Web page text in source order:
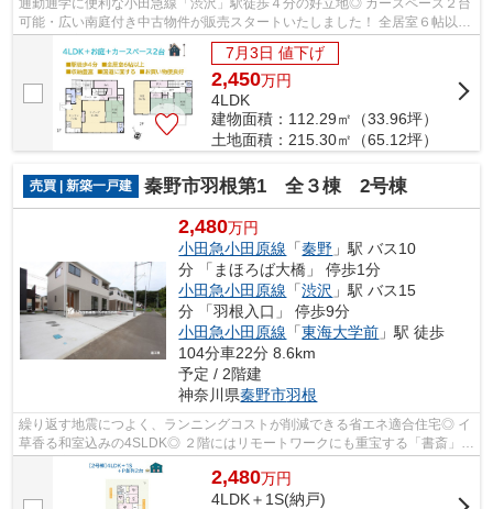
通勤通学に便利な小田急線「渋沢」駅徒歩４分の好立地◎ カースペース２台
可能・広い南庭付き中古物件が販売スタートいたしました！ 全居室６帖以上
に収納豊富な押入多数ご用意しており...
7月3日 値下げ
2,450万円
4LDK
建物面積：112.29㎡（33.96坪）
土地面積：215.30㎡（65.12坪）
売買 | 新築一戸建 秦野市羽根第1 全３棟 2号棟
2,480万円
小田急小田原線 「秦野 」駅 バス10
分 「まほろば大橋」 停歩1分
小田急小田原線 「渋沢 」駅 バス15
分 「羽根入口」 停歩9分
小田急小田原線 「東海大学前 」駅 徒歩
104分車22分 8.6km
予定 / 2階建
神奈川県秦野市羽根
繰り返す地震につよく、ランニングコストが削減できる省エネ適合住宅◎ イ
草香る和室込みの4SLDK◎ ２階にはリモートワークにも重宝する「書斎」を
備え、家族を身近にお仕事効率もUPしま...
2,480万円
4LDK＋1S(納戸)